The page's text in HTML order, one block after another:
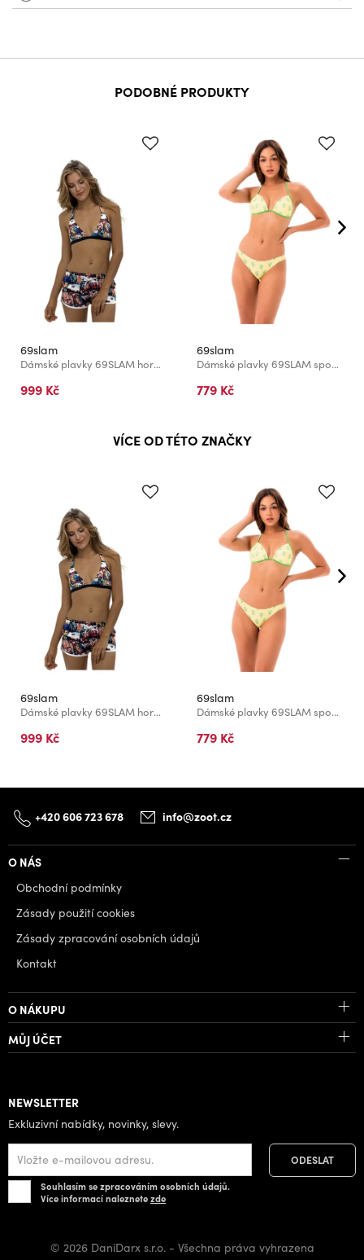
PODOBNÉ PRODUKTY
69slam
Dámské plavky 69SLAM horní díl WOMEN FESTIVAL BUNNY
999 Kč
69slam
Dámské plavky 69SLAM spodní díl DESERT SCENE KHLOE CHEEKY
779 Kč
VÍCE OD TÉTO ZNAČKY
69slam
Dámské plavky 69SLAM horní díl WOMEN FESTIVAL BUNNY
999 Kč
69slam
Dámské plavky 69SLAM spodní díl DESERT SCENE KHLOE CHEEKY
779 Kč
+420 606 723 678 info@zoot.cz
O NÁS
Obchodní podmínky
Zásady použití cookies
Zásady zpracování osobních údajů
Kontakt
O NÁKUPU
MŮJ ÚČET
NEWSLETTER
Exkluzivní nabídky, novinky, slevy.
Souhlasím se zpracováním osobních údajů.
Více informací naleznetezde
© 2026 DaniDarx s.r.o. - Všechna práva vyhrazena